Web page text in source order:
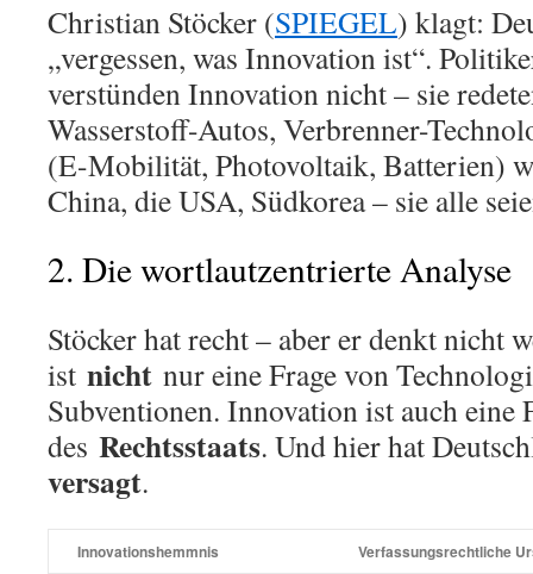
Christian Stöcker (SPIEGEL) klagt:
„vergessen, was Innovation ist“.
verstünden Innovation nicht – sie
Wasserstoff-Autos, Verbrenner-
(E-Mobilität, Photovoltaik, Batterien)
China, die USA, Südkorea – sie alle
2. Die wortlautzentrierte Analyse
Stöcker hat recht – aber er denkt nicht
ist nicht nur eine Frage von
Subventionen. Innovation ist auch eine
des Rechtsstaats. Und hier hat
versagt.
Innovationshemmnis Verfassungsrechtliche